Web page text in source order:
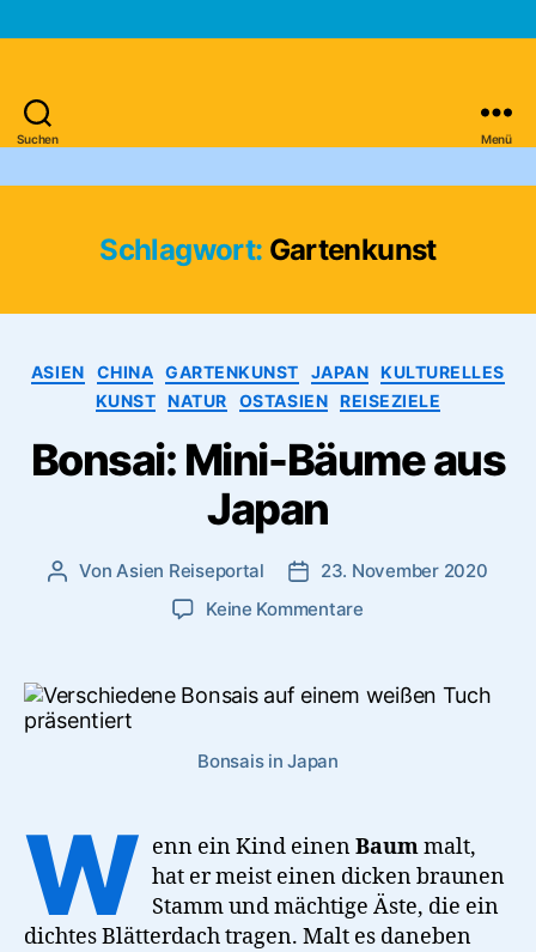
Suchen
Reiseportal
Menü
Schlagwort: Gartenkunst
Kategorien
ASIEN CHINA GARTENKUNST JAPAN
KULTURELLES
KUNST
NATUR OSTASIEN REISEZIELE
Bonsai: Mini-Bäume aus
Japan
Beitragsautor
VonAsien Reiseportal Veröffentlichungsdatum
23. November 2020
Keine Kommentarezu
Bäume
Bonsais in Japan
W enn ein Kind einenBaummalt,
hat er meist einen dicken braunen
Stamm und mächtige Äste, die ein
dichtes Blätterdach tragen. Malt es daneben